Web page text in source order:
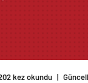
kez okundu |